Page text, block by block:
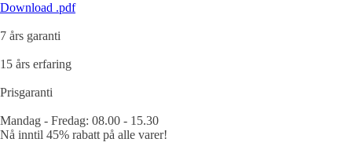
Download .pdf
7 års garanti
15 års erfaring
Prisgaranti
Mandag - Fredag: 08.00 - 15.30
Nå inntil 45% rabatt på alle varer!